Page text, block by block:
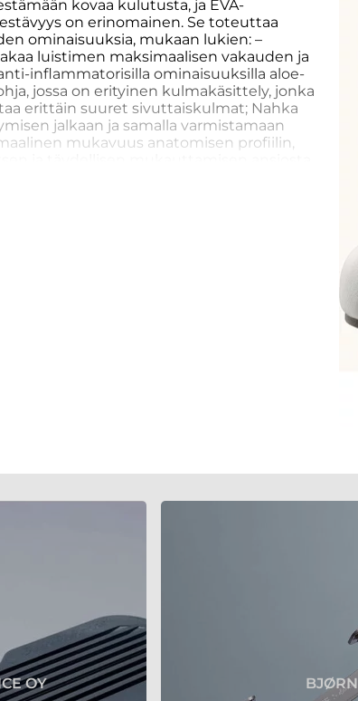
kovaa kulutusta, ja EVA-
on erinomainen. Se toteuttaa
ominaisuuksia, mukaan lukien: –
luistimen maksimaalisen vakauden ja
inflammatorisilla ominaisuuksilla aloe-
jossa on erityinen kulmakäsittely, jonka
erittäin suuret sivuttaiskulmat; Nahka
jalkaan ja samalla varmistamaan
mukavuus anatomisen profiilin,
OY BJØRN